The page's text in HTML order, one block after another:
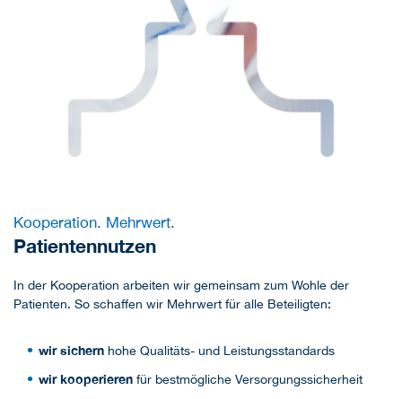
Kooperation. Mehrwert.
Patientennutzen
In der Kooperation arbeiten wir gemeinsam zum Wohle der
Patienten. So schaffen wir Mehrwert für alle Beteiligten:
wir sichern hohe Qualitäts- und Leistungsstandards
wir kooperieren für bestmögliche Versorgungssicherheit